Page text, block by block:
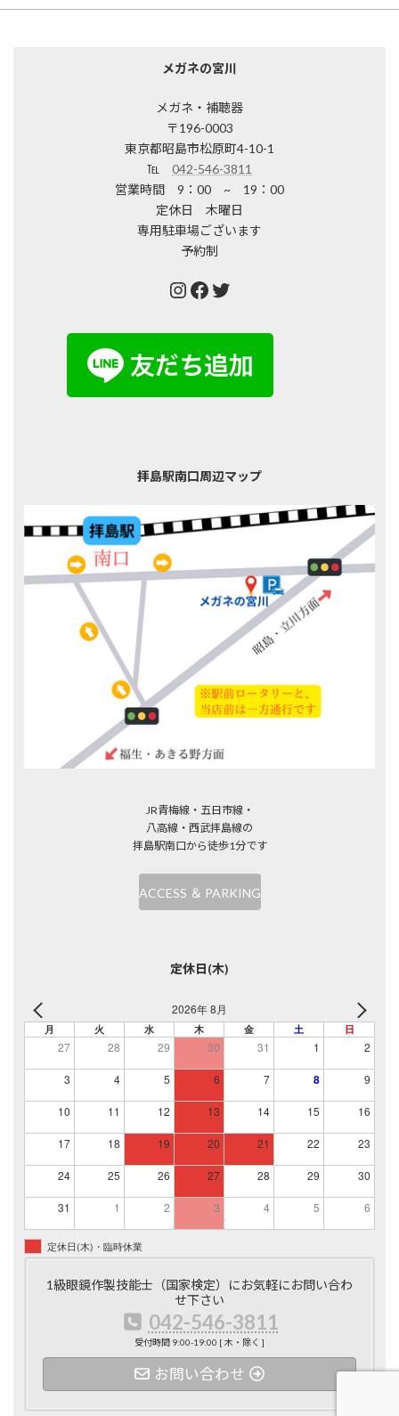
メガネの宮川
メガネ・補聴器
〒196-0003
東京都昭島市松原町4-10-1
℡ 042-546-3811
営業時間 9：00 ~ 19：00
定休日 木曜日
専用駐車場ございます
予約制
Instagram
Facebook
Twitter
拝島駅南口周辺マップ
JR青梅線・五日市線・
八高線・西武拝島線の
拝島駅南口から徒歩1分です
ACCESS ＆ PARKING
定休日(木)
2026年 8月
月 火 水 木 金 土 日
27 28 29 30 31 1 2
3 4 5 6 7 8 9
10 11 12 13 14 15 16
17 18 19 20 21 22 23
24 25 26 27 28 29 30
31 1 2 3 4 5 6
定休日(木)・臨時休業
1級眼鏡作製技能士（国家検定）にお気軽にお問い合わ
せ下さい
042-546-3811
受付時間 9:00-19:00 [ 木・除く ]
お問い合わせ